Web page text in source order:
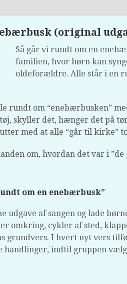
(original
Så går vi rundt om en
familien, hvor børn kan
oldeforældre. Alle står i en
rundt om “enebærbusken”
skyller det, hænger det på
med at alle “går til kirke”
om, hvordan det var i ”de
om en enebærbusk”
udgave af sangen og lade
omkring, cykler af sted,
grundvers. I hvert nyt vers
handlinger, indtil gruppen